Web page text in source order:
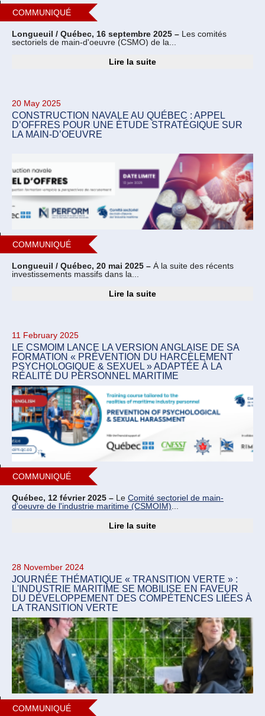
COMMUNIQUÉ
Longueuil / Québec, 16 septembre 2025 – Les comités
sectoriels de main-d'oeuvre (CSMO) de la...
Lire la suite
20 May 2025
CONSTRUCTION NAVALE AU QUÉBEC : APPEL
D’OFFRES POUR UNE ÉTUDE STRATÉGIQUE SUR
LA MAIN-D’OEUVRE
COMMUNIQUÉ
Longueuil / Québec, 20 mai 2025 – À la suite des récents
investissements massifs dans la...
Lire la suite
11 February 2025
LE CSMOIM LANCE LA VERSION ANGLAISE DE SA
FORMATION « PRÉVENTION DU HARCÈLEMENT
PSYCHOLOGIQUE & SEXUEL » ADAPTÉE À LA
RÉALITÉ DU PERSONNEL MARITIME
COMMUNIQUÉ
Québec, 12 février 2025 – Le Comité sectoriel de main-
d'oeuvre de l'industrie maritime (CSMOIM)
Lire la suite
28 November 2024
JOURNÉE THÉMATIQUE « TRANSITION VERTE » :
L'INDUSTRIE MARITIME SE MOBILISE EN FAVEUR
DU DÉVELOPPEMENT DES COMPÉTENCES LIÉES À
LA TRANSITION VERTE
COMMUNIQUÉ